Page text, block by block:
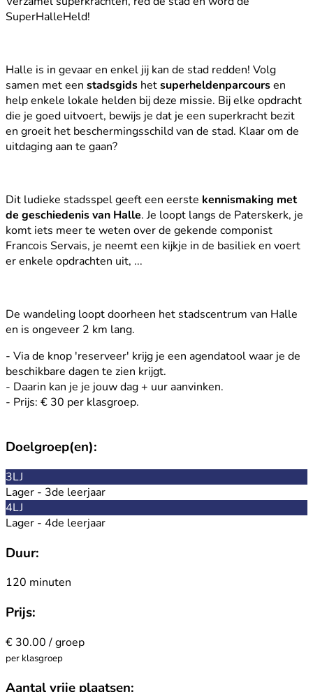
SuperHalleHeld!
Halle is in gevaar en enkel jij kan de stad redden! Volg
samen met een stadsgids hetsuperheldenparcoursen
help enkele lokale helden bij deze missie. Bij elke opdracht
die je goed uitvoert, bewijs je dat je een superkracht bezit
en groeit het beschermingsschild van de stad. Klaar om de
uitdaging aan te gaan?
Dit ludieke stadsspel geeft een eerste kennismaking met
de geschiedenis van Halle. Je loopt langs de Paterskerk, je
komt iets meer te weten over de gekende componist
Francois Servais, je neemt een kijkje in de basiliek en voert
er enkele opdrachten uit, ...
De wandeling loopt doorheen het stadscentrum van Halle
en is ongeveer 2 km lang.
- Via de knop 'reserveer' krijg je een agendatool waar je de
beschikbare dagen te zien krijgt.
- Daarin kan je je jouw dag + uur aanvinken.
- Prijs: € 30 per klasgroep.
Doelgroep(en):
3LJ
Lager - 3de leerjaar
4LJ
Lager - 4de leerjaar
Duur:
120 minuten
Prijs:
€ 30.00 / groep
per klasgroep
Aantal vrije plaatsen: